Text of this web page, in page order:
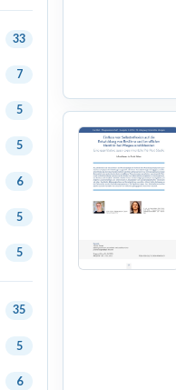
33
7
5
5
6
5
5
35
5
6